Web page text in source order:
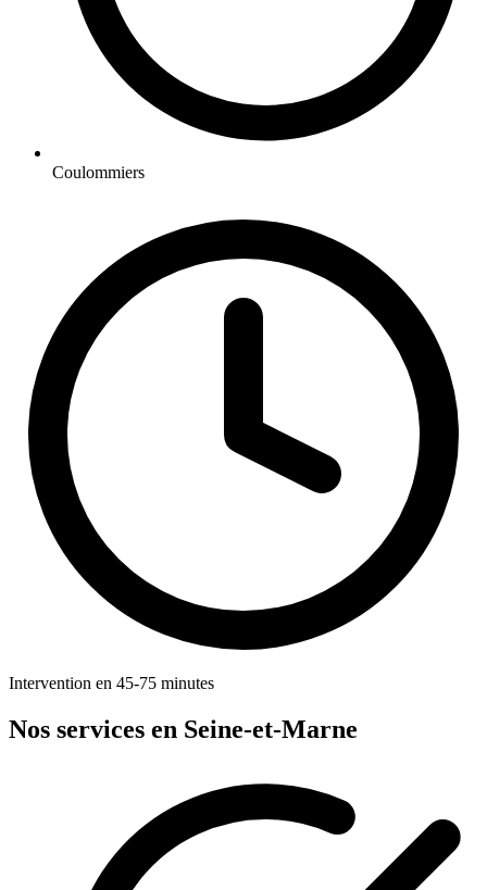
Coulommiers
Intervention en 45-75 minutes
Nos services en Seine-et-Marne